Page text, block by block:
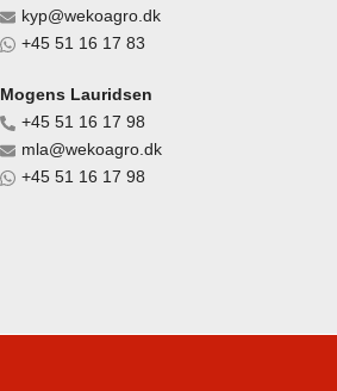
kyp@wekoagro.dk
+45 51 16 17 83
Mogens Lauridsen
+45 51 16 17 98
mla@wekoagro.dk
+45 51 16 17 98